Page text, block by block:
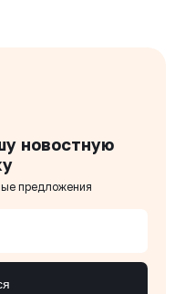
новостную
предложения